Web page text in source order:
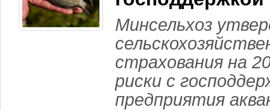
Минсельхоз
страхования на
риски с
предприятия